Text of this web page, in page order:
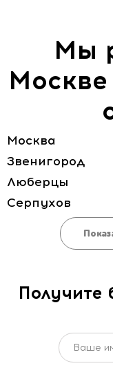
Мы
Москва
Звенигород
Люберцы
Серпухов
Получите